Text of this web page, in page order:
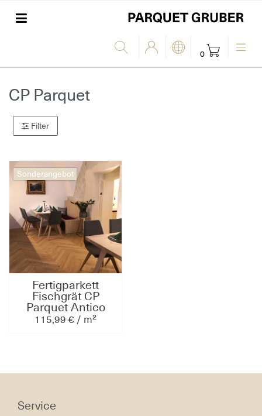
0
CP Parquet
Filter
Sonderangebot
Fertigparkett
Fischgrät CP
Parquet Antico
Asolo AA2 Spina
115,99 € / m²
Service